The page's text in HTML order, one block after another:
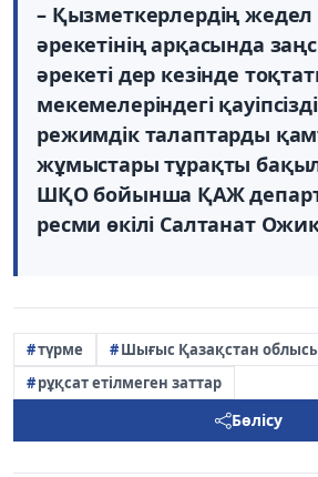
– Қызметкерлердің жедел
әрекетінің арқасында
әрекеті дер кезінде
мекемелеріндегі
режимдік талаптарды
жұмыстары тұрақты
ШҚО бойынша ҚАЖ
ресми өкілі Салтанат
түрме Шығыс Қазақстан
рұқсат етілмеген заттар
Бөлісу